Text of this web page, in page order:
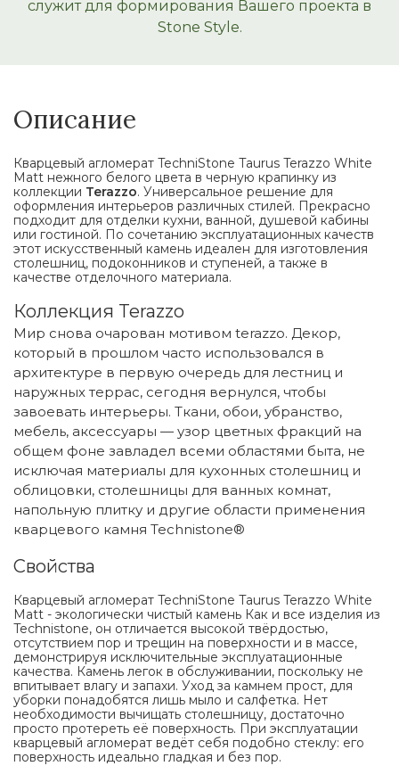
служит для формирования Вашего проекта в
Stone Style.
Описание
Кварцевый агломерат TechniStone Taurus Terazzo White
Matt нежного белого цвета в черную крапинку из
коллекции Terazzo. Универсальное решение для
оформления интерьеров различных стилей. Прекрасно
подходит для отделки кухни, ванной, душевой кабины
или гостиной. По сочетанию эксплуатационных качеств
этот искусственный камень идеален для изготовления
столешниц, подоконников и ступеней, а также в
качестве отделочного материала.
Коллекция Terazzo
Мир снова очарован мотивом terazzo. Декор,
который в прошлом часто использовался в
архитектуре в первую очередь для лестниц и
наружных террас, сегодня вернулся, чтобы
завоевать интерьеры. Ткани, обои, убранство,
мебель, аксессуары — узор цветных фракций на
общем фоне завладел всеми областями быта, не
исключая материалы для кухонных столешниц и
облицовки, столешницы для ванных комнат,
напольную плитку и другие области применения
кварцевого камня Technistone®
Свойства
Кварцевый агломерат TechniStone Taurus Terazzo White
Matt - экологически чистый камень Как и все изделия из
Technistone, он отличается высокой твёрдостью,
отсутствием пор и трещин на поверхности и в массе,
демонстрируя исключительные эксплуатационные
качества. Камень легок в обслуживании, поскольку не
впитывает влагу и запахи. Уход за камнем прост, для
уборки понадобятся лишь мыло и салфетка. Нет
необходимости вычищать столешницу, достаточно
просто протереть её поверхность. При эксплуатации
кварцевый агломерат ведёт себя подобно стеклу: его
поверхность идеально гладкая и без пор.